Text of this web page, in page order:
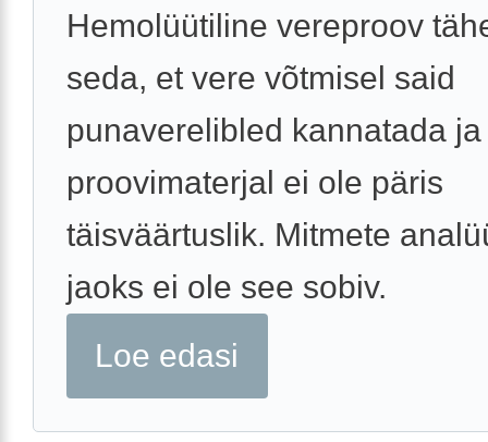
Hemolüütiline vereproov
seda, et vere võtmisel said
punaverelibled kannatada
proovimaterjal ei ole päris
täisväärtuslik. Mitmete
jaoks ei ole see sobiv.
Loe edasi